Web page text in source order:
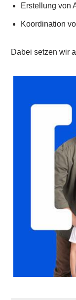
Erstellung von
Koordination
Dabei setzen wir